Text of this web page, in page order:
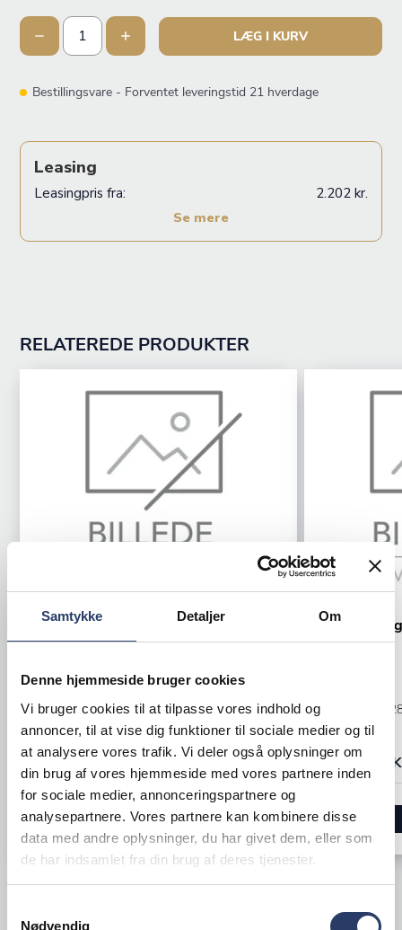
Samtykke Detaljer Om
Denne hjemmeside bruger cookies
Vi bruger cookies til at tilpasse vores indhold og
annoncer, til at vise dig funktioner til sociale medier og til
at analysere vores trafik. Vi deler også oplysninger om
din brug af vores hjemmeside med vores partnere inden
for sociale medier, annonceringspartnere og
analysepartnere. Vores partnere kan kombinere disse
data med andre oplysninger, du har givet dem, eller som
de har indsamlet fra din brug af deres tjenester.
Nødvendig
LÆG I KURV
Bestillingsvare - Forventet leveringstid 21 hverdage
RELATEREDE PRODUKTER
Hällde
Vogn Grøntskærer
Varenr.71188002
Bestillingsvare - Forventet leveringstid 21
hverdage
6.530,00 DKK /productUnit
LÆG I KURV
Hällde
Varenr.
+1 på lager
200,00
ANDRE KIGGEDE OGSÅ PÅ